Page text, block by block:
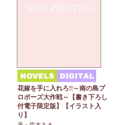
花嫁を手に入れろ!!～南の島プ
ロポーズ大作戦～【書き下ろし
付電子限定版】【イラスト入
り】